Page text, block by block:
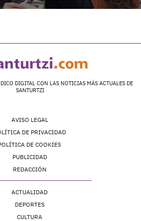
DIGITAL CON LAS NOTICIAS MÁS ACTUALES DE
SANTURTZI
AVISO LEGAL
DE PRIVACIDAD
DE COOKIES
PUBLICIDAD
REDACCIÓN
ACTUALIDAD
DEPORTES
CULTURA